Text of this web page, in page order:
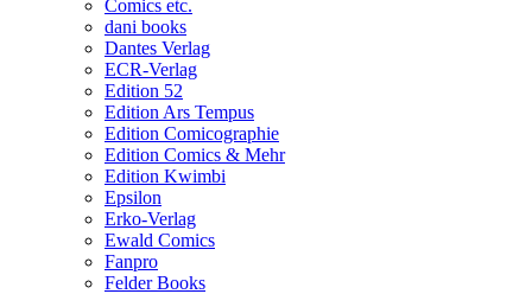
Comics etc.
dani books
Dantes Verlag
ECR-Verlag
Edition 52
Edition Ars Tempus
Edition Comicographie
Edition Comics & Mehr
Edition Kwimbi
Epsilon
Erko-Verlag
Ewald Comics
Fanpro
Felder Books